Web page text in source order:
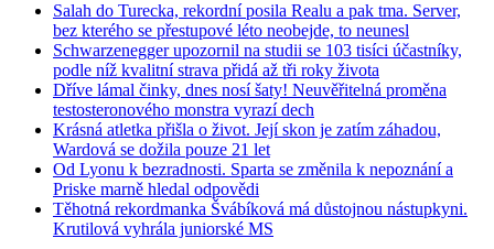
Salah do Turecka, rekordní posila Realu a pak tma. Server,
bez kterého se přestupové léto neobejde, to neunesl
Schwarzenegger upozornil na studii se 103 tisíci účastníky,
podle níž kvalitní strava přidá až tři roky života
Dříve lámal činky, dnes nosí šaty! Neuvěřitelná proměna
testosteronového monstra vyrazí dech
Krásná atletka přišla o život. Její skon je zatím záhadou,
Wardová se dožila pouze 21 let
Od Lyonu k bezradnosti. Sparta se změnila k nepoznání a
Priske marně hledal odpovědi
Těhotná rekordmanka Švábíková má důstojnou nástupkyni.
Krutilová vyhrála juniorské MS